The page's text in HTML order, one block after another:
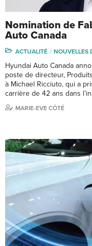
Nomination de
Auto Canada
ACTUALITÉ NOUVELLES
Hyundai Auto Canada
poste de directeur,
à Michael Ricciuto, qui a
carrière de 42 ans dans
MARIE-EVE CÔTÉ